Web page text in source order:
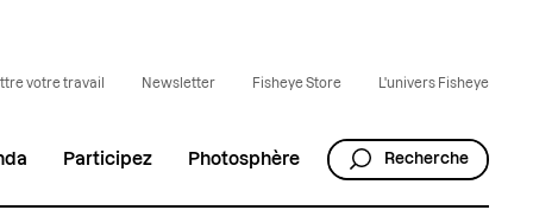
votre travail Newsletter Fisheye Store L'univers Fisheye
Participez Photosphère Recherche